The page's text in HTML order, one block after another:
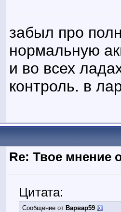
забыл про
нормальную
и во всех
контроль. в
Re: Твое мнение
Цитата:
Сообщение от Варвар59